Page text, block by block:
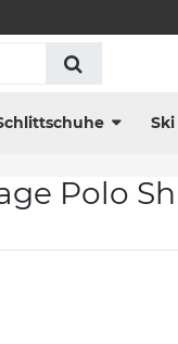
Polo